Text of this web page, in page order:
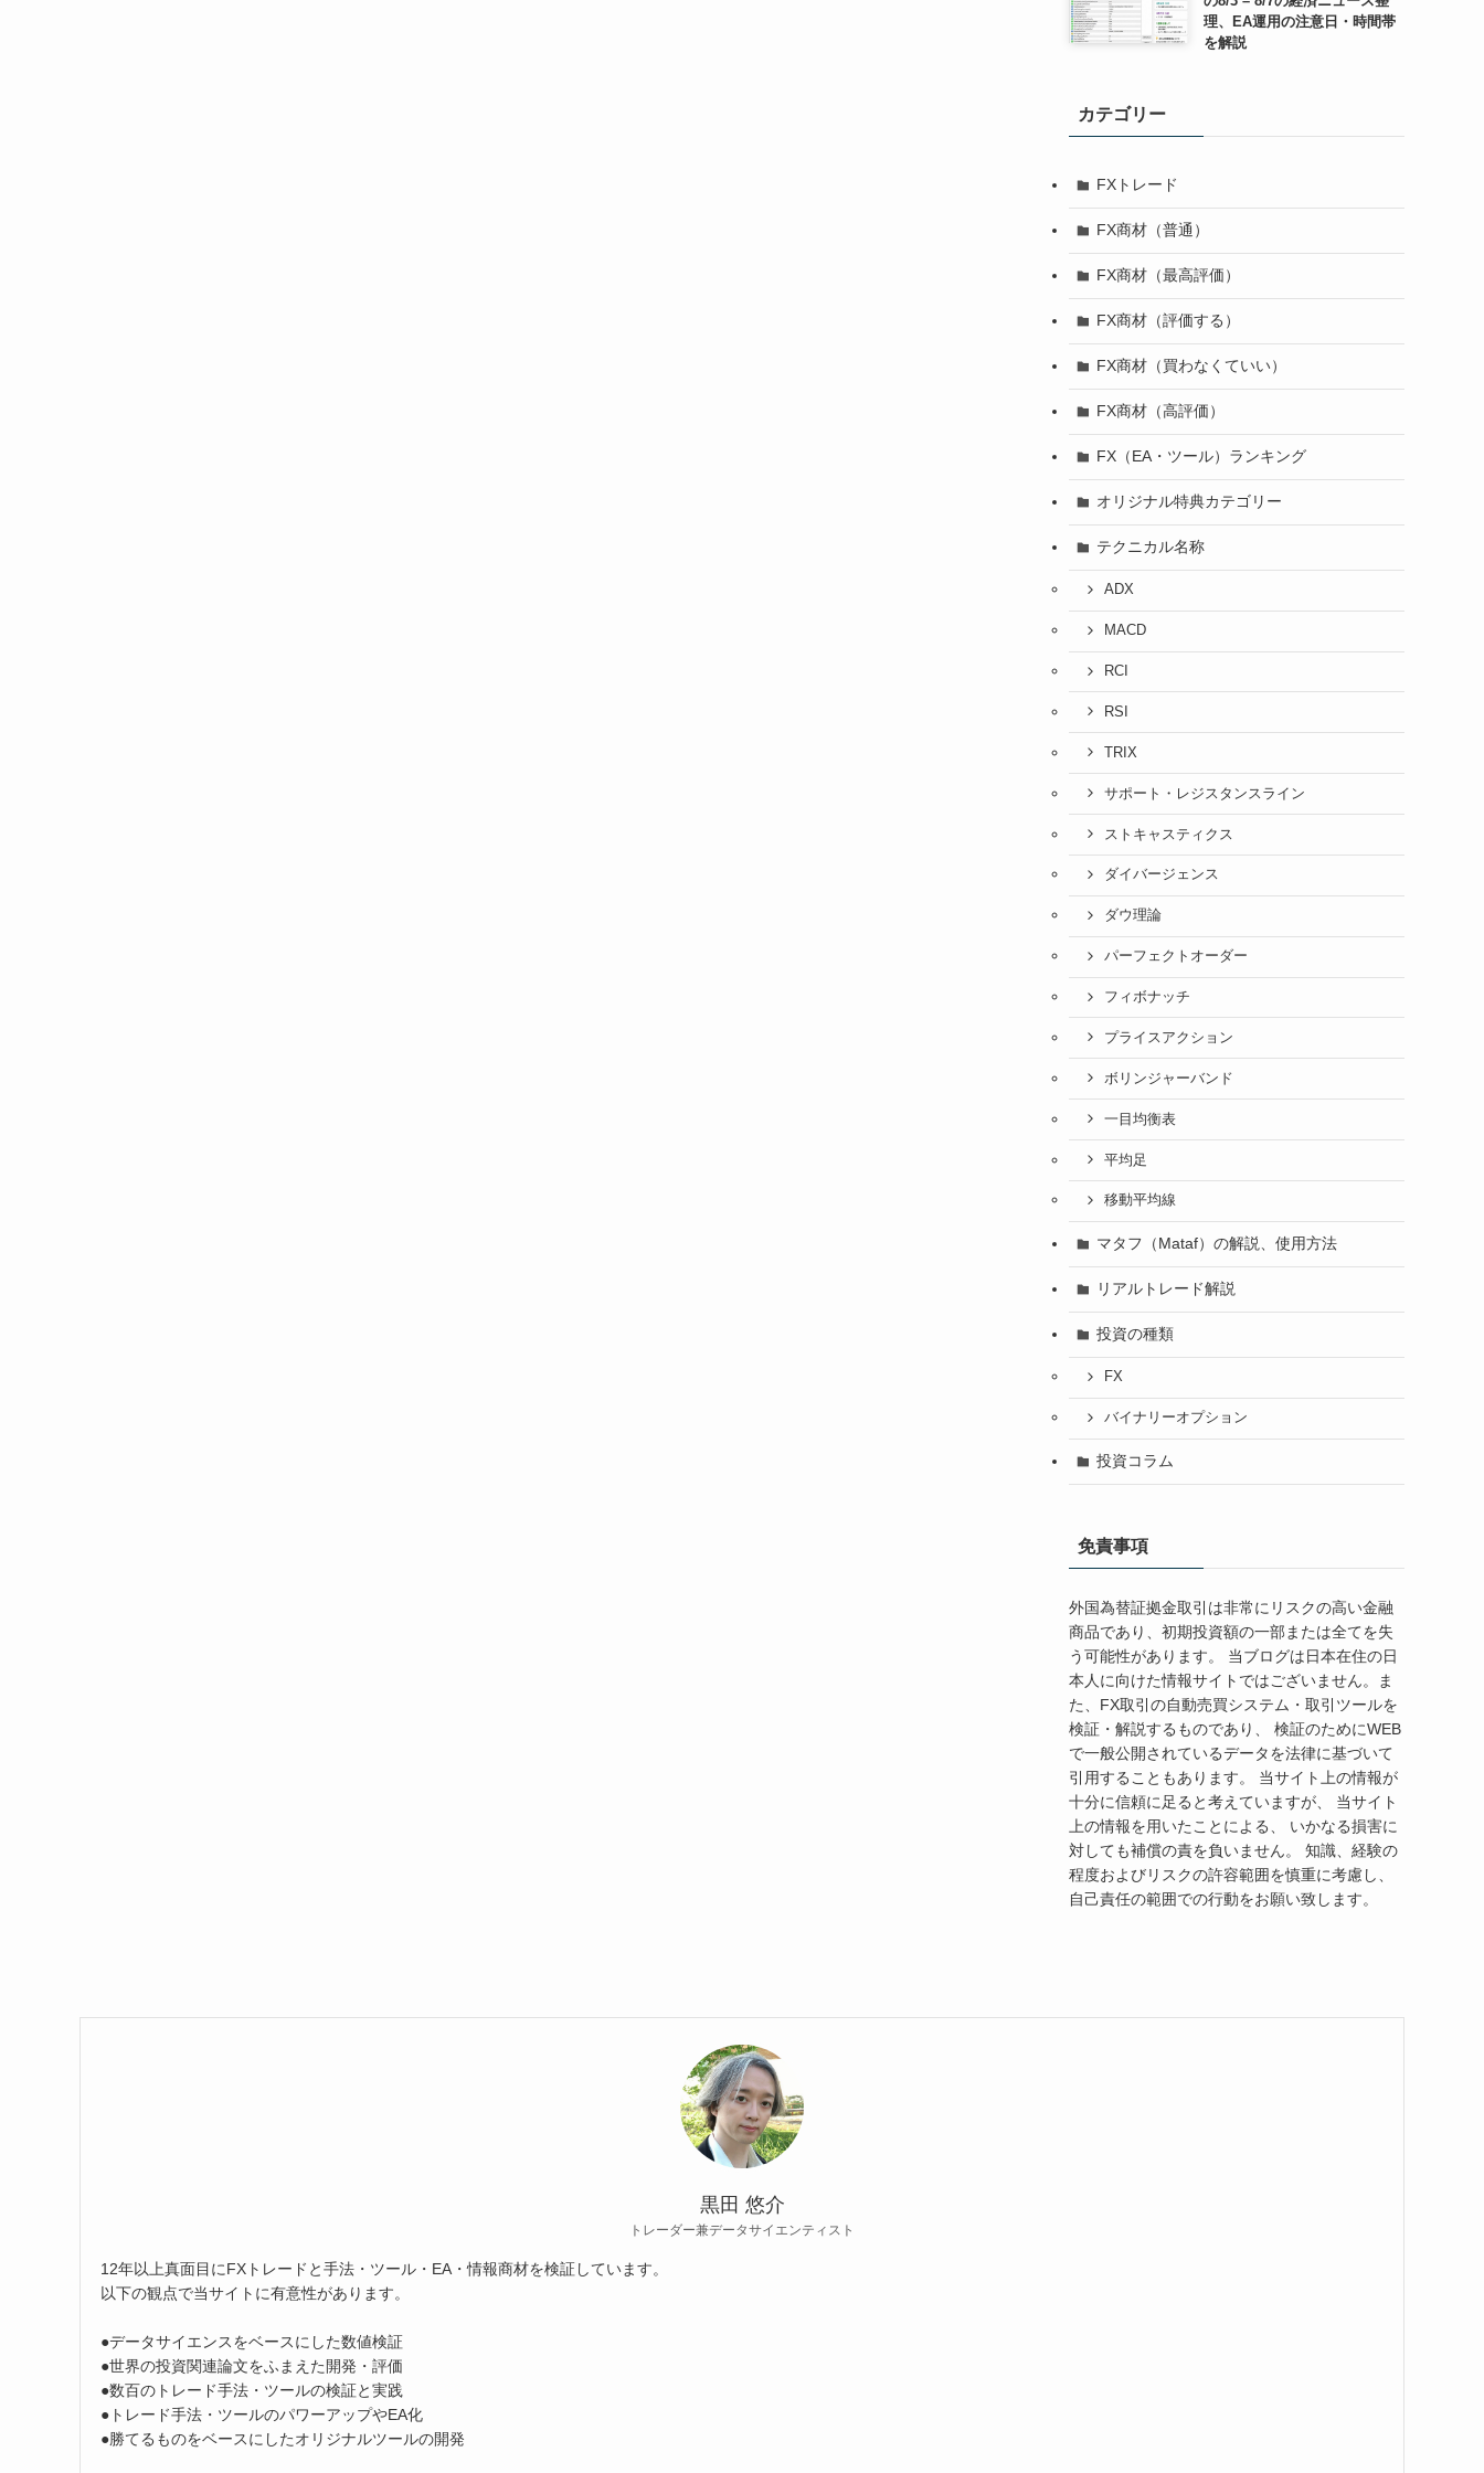
理、EA運用の注意日・時間帯
を解説
カテゴリー
FXトレード
FX商材（普通）
FX商材（最高評価）
FX商材（評価する）
FX商材（買わなくていい）
FX商材（高評価）
FX（EA・ツール）ランキング
オリジナル特典カテゴリー
テクニカル名称
ADX
MACD
RCI
RSI
TRIX
サポート・レジスタンスライン
ストキャスティクス
ダイバージェンス
ダウ理論
パーフェクトオーダー
フィボナッチ
プライスアクション
ボリンジャーバンド
一目均衡表
平均足
移動平均線
マタフ（Mataf）の解説、使用方法
リアルトレード解説
投資の種類
FX
バイナリーオプション
投資コラム
免責事項
外国為替証拠金取引は非常にリスクの高い金融
商品であり、初期投資額の一部または全てを失
う可能性があります。 当ブログは日本在住の日
本人に向けた情報サイトではございません。ま
た、FX取引の自動売買システム・取引ツールを
検証・解説するものであり、 検証のためにWEB
で一般公開されているデータを法律に基づいて
引用することもあります。 当サイト上の情報が
十分に信頼に足ると考えていますが、 当サイト
上の情報を用いたことによる、 いかなる損害に
対しても補償の責を負いません。 知識、経験の
程度およびリスクの許容範囲を慎重に考慮し、
自己責任の範囲での行動をお願い致します。
黒田 悠介
トレーダー兼データサイエンティスト
12年以上真面目にFXトレードと手法・ツール・EA・情報商材を検証しています。
以下の観点で当サイトに有意性があります。
●データサイエンスをベースにした数値検証
●世界の投資関連論文をふまえた開発・評価
●数百のトレード手法・ツールの検証と実践
●トレード手法・ツールのパワーアップやEA化
●勝てるものをベースにしたオリジナルツールの開発